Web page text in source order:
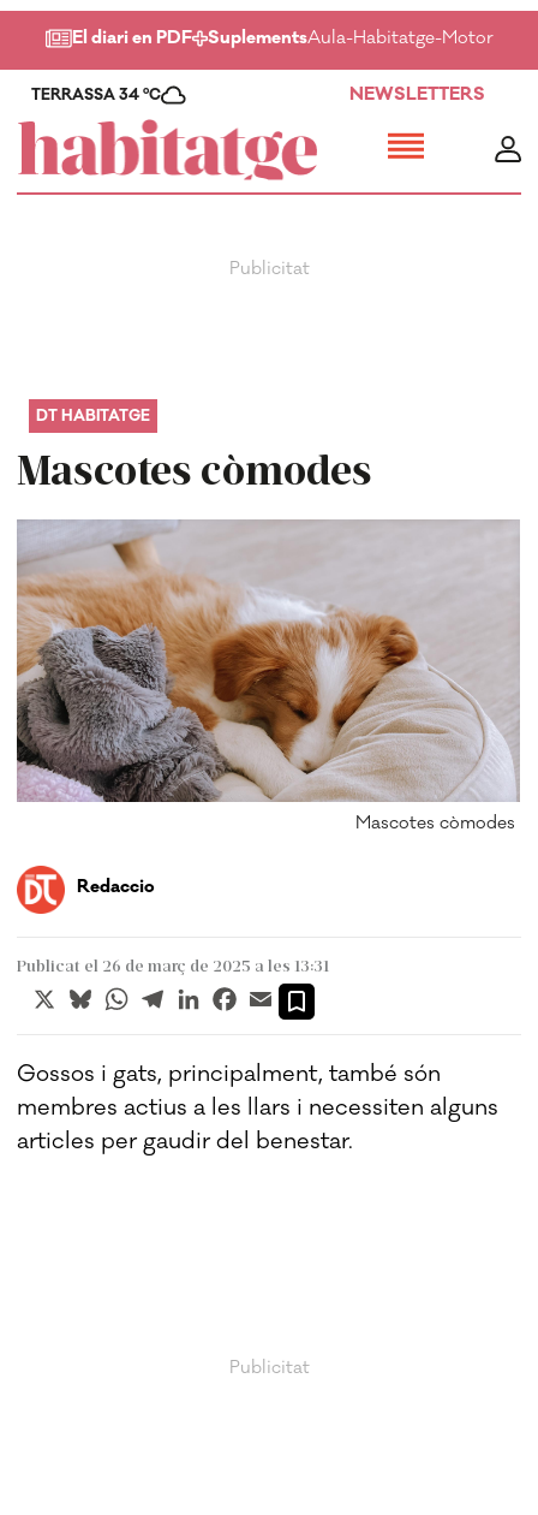
El diari en PDF SuplementsAula-Habitatge-Motor-
TERRASSA 34 ºC NEWSLETTERS
Mascotes còmodes
DT HABITATGE
Mascotes còmodes
Redaccio
Publicat el 26 de març de 2025 a les 13:31
X BlueskyWhatsApp
TelegramLinkedInFacebook
Email
Gossos i gats, principalment, també són
membres actius a les llars i necessiten alguns
articles per gaudir del benestar.